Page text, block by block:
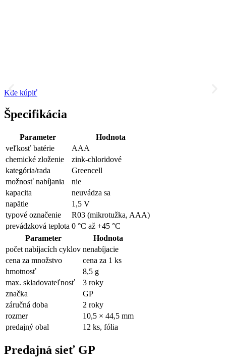
Kde kúpiť
Špecifikácia
Parameter
Hodnota
veľkosť batérie
AAA
chemické zloženie
zink-chloridové
kategória/rada
Greencell
možnosť nabíjania
nie
kapacita
neuvádza sa
napätie
1,5 V
typové označenie
R03 (mikrotužka, AAA)
prevádzková teplota 0 °C až +45 °C
Parameter
Hodnota
počet nabíjacích cyklov nenabíjacie
cena za množstvo
cena za 1 ks
hmotnosť
8,5 g
max. skladovateľnosť
3 roky
značka
GP
záručná doba
2 roky
rozmer
10,5 × 44,5 mm
predajný obal
12 ks, fólia
Predajná sieť GP